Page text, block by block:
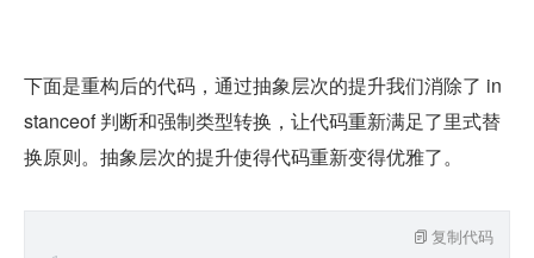
下面是重构后的代码，通过抽象层次的提升我们消除了 in
stanceof 判断和强制类型转换，让代码重新满足了里式替
换原则。抽象层次的提升使得代码重新变得优雅了。
复制代码